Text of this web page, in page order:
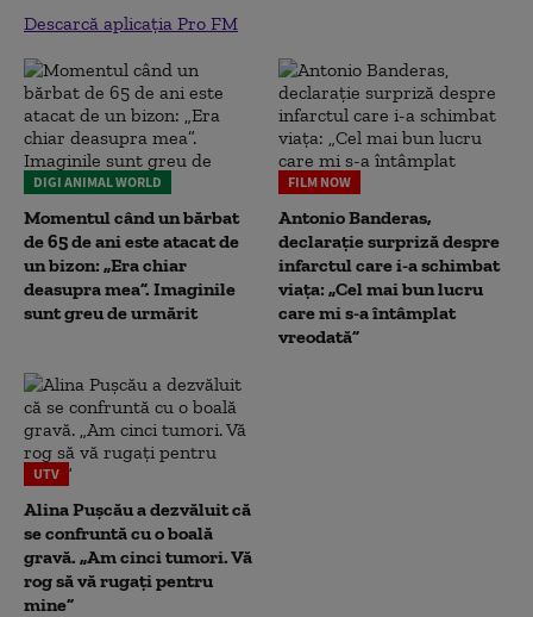
Descarcă aplicația Pro FM
DIGI ANIMAL WORLD
Momentul când un bărbat
de 65 de ani este atacat de
un bizon: „Era chiar
deasupra mea”. Imaginile
sunt greu de urmărit
FILM NOW
Antonio Banderas,
declarație surpriză despre
infarctul care i-a schimbat
viața: „Cel mai bun lucru
care mi s-a întâmplat
vreodată”
UTV
Alina Pușcău a dezvăluit că
se confruntă cu o boală
gravă. „Am cinci tumori. Vă
rog să vă rugați pentru
mine”